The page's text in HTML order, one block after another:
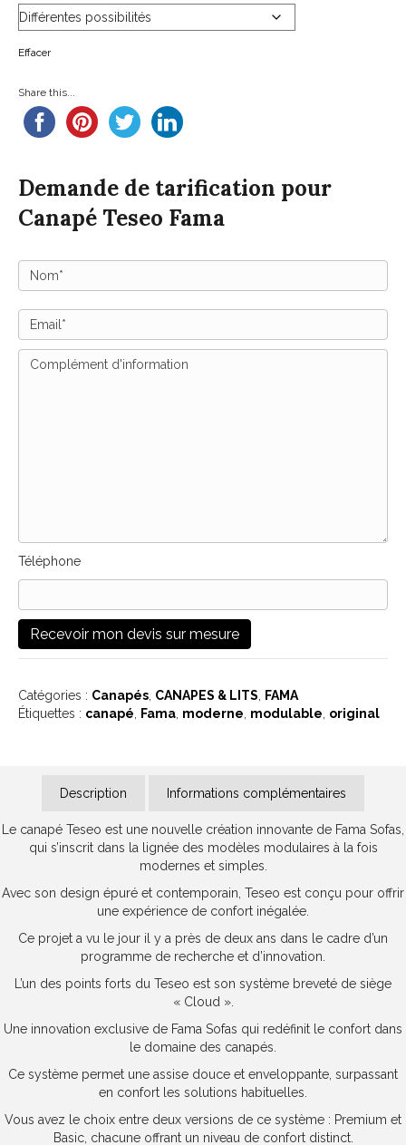
Effacer
Share this...
Demande de tarification pour
Canapé Teseo Fama
Téléphone
Catégories : Canapés, CANAPES & LITS, FAMA
Étiquettes : canapé, Fama, moderne, modulable, original
Description Informations complémentaires
Le canapé Teseo est une nouvelle création innovante de Fama Sofas,
qui s’inscrit dans la lignée des modèles modulaires à la fois
modernes et simples.
Avec son design épuré et contemporain, Teseo est conçu pour offrir
une expérience de confort inégalée.
Ce projet a vu le jour il y a près de deux ans dans le cadre d’un
programme de recherche et d’innovation.
L’un des points forts du Teseo est son système breveté de siège
« Cloud ».
Une innovation exclusive de Fama Sofas qui redéfinit le confort dans
le domaine des canapés.
Ce système permet une assise douce et enveloppante, surpassant
en confort les solutions habituelles.
Vous avez le choix entre deux versions de ce système : Premium et
Basic, chacune offrant un niveau de confort distinct.